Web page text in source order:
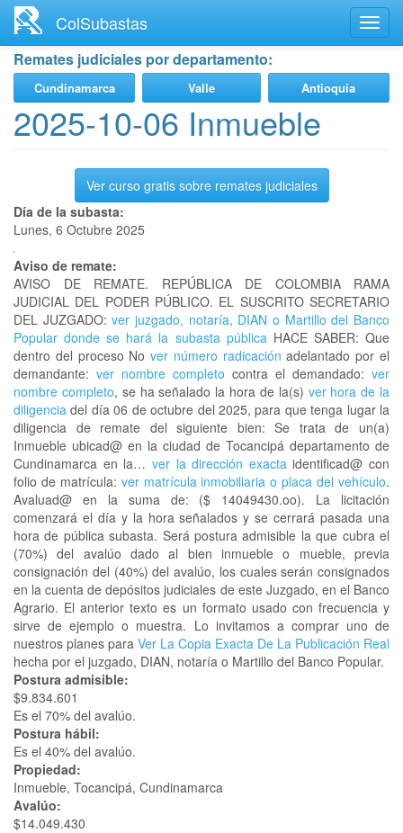
contenido
principal
ColSubastas
Remates judiciales por departamento:
Cundinamarca Valle Antioquia
2025-10-06 Inmueble
Ver curso gratis sobre remates judiciales
Día de la subasta:
Lunes, 6 Octubre 2025
Aviso de remate:
AVISO DE REMATE. REPÚBLICA DE COLOMBIA RAMA
JUDICIAL DEL PODER PÚBLICO. EL SUSCRITO SECRETARIO
DEL JUZGADO: ver juzgado, notaría, DIAN o Martillo del Banco
Popular donde se hará la subasta públicaHACE SABER: Que
dentro del proceso Nover número radicación adelantado por el
demandante: ver nombre completo contra el demandado: ver
nombre completo, se ha señalado la hora de la(s) ver hora de la
diligencia del día 06 de octubre del 2025, para que tenga lugar la
diligencia de remate del siguiente bien: Se trata de un(a)
Inmueble ubicad@ en la ciudad de Tocancipá departamento de
Cundinamarca en la… ver la dirección exactaidentificad@ con
folio de matrícula: ver matrícula inmobiliaria o placa del vehículo.
Avaluad@ en la suma de: ($ 14049430.oo). La licitación
comenzará el día y la hora señalados y se cerrará pasada una
hora de pública subasta. Será postura admisible la que cubra el
(70%) del avalúo dado al bien inmueble o mueble, previa
consignación del (40%) del avalúo, los cuales serán consignados
en la cuenta de depósitos judiciales de este Juzgado, en el Banco
Agrario. El anterior texto es un formato usado con frecuencia y
sirve de ejemplo o muestra. Lo invitamos a comprar uno de
nuestros planes para Ver La Copia Exacta De La Publicación Real
hecha por el juzgado, DIAN, notaría o Martillo del Banco Popular.
Postura admisible:
$9.834.601
Es el 70% del avalúo.
Postura hábil:
Es el 40% del avalúo.
Propiedad:
Inmueble, Tocancipá, Cundinamarca
Avalúo:
$14.049.430